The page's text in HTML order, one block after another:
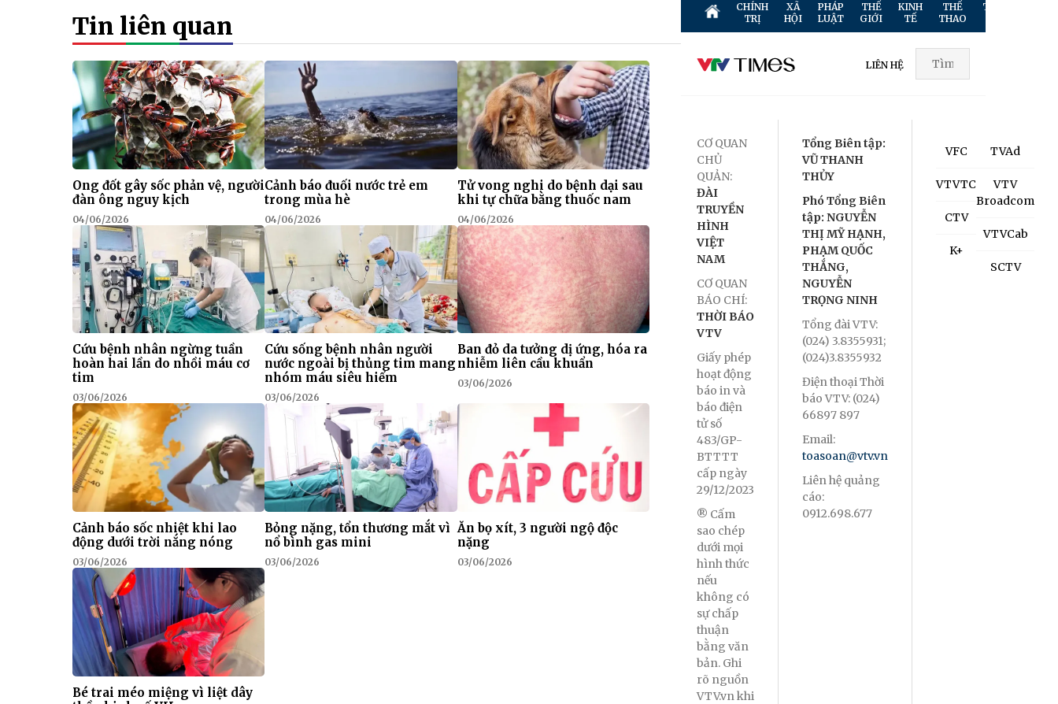
Tin liên quan
Ong đốt gây sốc phản vệ, người
đàn ông nguy kịch
04/06/2026
Cảnh báo đuối nước trẻ em
trong mùa hè
04/06/2026
Tử vong nghi do bệnh dại sau
khi tự chữa bằng thuốc nam
04/06/2026
Cứu bệnh nhân ngừng tuần
hoàn hai lần do nhồi máu cơ
tim
03/06/2026
Cứu sống bệnh nhân người
nước ngoài bị thủng tim mang
nhóm máu siêu hiếm
03/06/2026
Ban đỏ da tưởng dị ứng, hóa ra
nhiễm liên cầu khuẩn
03/06/2026
Cảnh báo sốc nhiệt khi lao
động dưới trời nắng nóng
03/06/2026
Bỏng nặng, tổn thương mắt vì
nổ bình gas mini
03/06/2026
Ăn bọ xít, 3 người ngộ độc
nặng
03/06/2026
Bé trai méo miệng vì liệt dây
CHÍNH
TRỊ
XÃ
HỘI
PHÁP
LUẬT
THẾ
GIỚI
KINH
TẾ
THỂ
THAO
TRUYỀN
LIÊN HỆ
CƠ QUAN
CHỦ
QUẢN:
ĐÀI
TRUYỀN
HÌNH
VIỆT
NAM
CƠ QUAN
BÁO CHÍ:
THỜI BÁO
VTV
Giấy phép
hoạt động
báo in và
báo điện
tử số
483/GP-
BTTTT
cấp ngày
29/12/2023
® Cấm
sao chép
dưới mọi
hình thức
nếu
không có
sự chấp
thuận
bằng văn
bản. Ghi
rõ nguồn
VTV.vn khi
Tổng Biên tập:
VŨ THANH
THỦY
Phó Tổng Biên
tập: NGUYỄN
THỊ MỸ HẠNH,
PHẠM QUỐC
THẮNG,
NGUYỄN
TRỌNG NINH
Tổng đài VTV:
(024) 3.8355931;
(024)3.8355932
Điện thoại Thời
báo VTV: (024)
66897 897
Email:
toasoan@vtv.vn
Liên hệ quảng
cáo:
0912.698.677
VFC
VTVTC
CTV
K+
TVAd
VTV
Broadcom
VTVCab
SCTV